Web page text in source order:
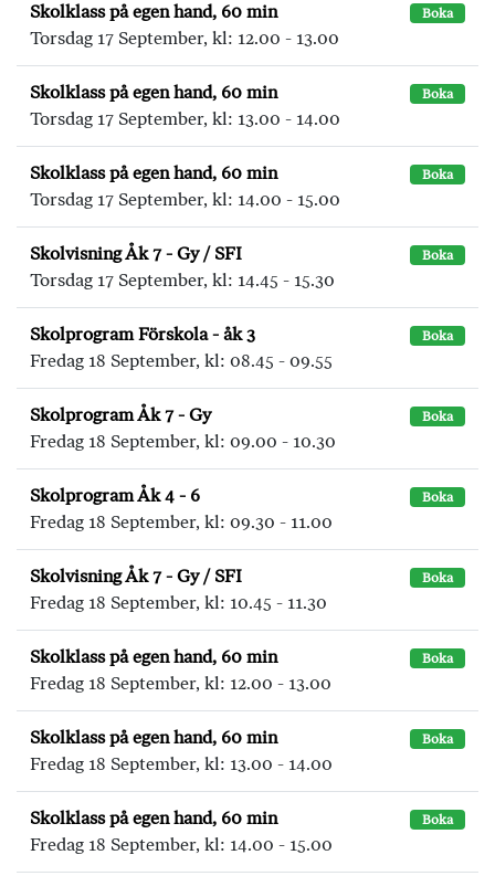
Skolklass på egen hand, 60 min Boka
Torsdag 17 September, kl: 12.00 - 13.00
Skolklass på egen hand, 60 min Boka
Torsdag 17 September, kl: 13.00 - 14.00
Skolklass på egen hand, 60 min Boka
Torsdag 17 September, kl: 14.00 - 15.00
Skolvisning Åk 7 - Gy / SFI Boka
Torsdag 17 September, kl: 14.45 - 15.30
Skolprogram Förskola - åk 3 Boka
Fredag 18 September, kl: 08.45 - 09.55
Skolprogram Åk 7 - Gy Boka
Fredag 18 September, kl: 09.00 - 10.30
Skolprogram Åk 4 - 6 Boka
Fredag 18 September, kl: 09.30 - 11.00
Skolvisning Åk 7 - Gy / SFI Boka
Fredag 18 September, kl: 10.45 - 11.30
Skolklass på egen hand, 60 min Boka
Fredag 18 September, kl: 12.00 - 13.00
Skolklass på egen hand, 60 min Boka
Fredag 18 September, kl: 13.00 - 14.00
Skolklass på egen hand, 60 min Boka
Fredag 18 September, kl: 14.00 - 15.00